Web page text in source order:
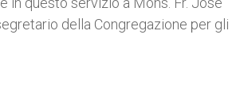
della Congregazione per gli